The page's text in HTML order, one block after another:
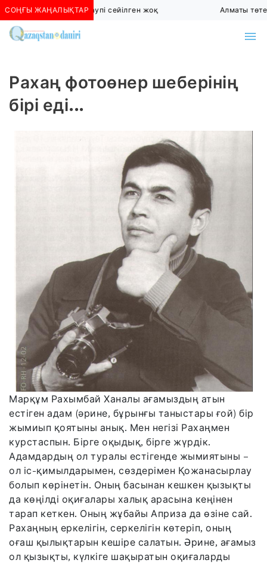
СОҢҒЫ ЖАҢАЛЫҚТАР
Алматыда көшкін қаупі сейілген жоқ Алматы төтенше
Рахаң фотоөнер шеберінің
бірі еді...
Марқұм Рахымбай Ханалы ағамыздың атын
естіген адам (әрине, бұрынғы таныстары ғой) бір
жымиып қоятыны анық. Мен негізі Рахаңмен
курстаспын. Бірге оқыдық, бірге жүрдік.
Адамдардың ол туралы естігенде жымиятыны –
ол іс-қимылдарымен, сөздерімен Қожанасырлау
болып көрінетін. Оның басынан кешкен қызықты
да көңілді оқиғалары халық арасына кеңінен
тарап кеткен. Оның жұбайы Априза да өзіне сай.
Рахаңның еркелігін, серкелігін көтеріп, оның
оғаш қылықтарын кешіре салатын. Әрине, ағамыз
ол қызықты, күлкіге шақыратын оқиғаларды